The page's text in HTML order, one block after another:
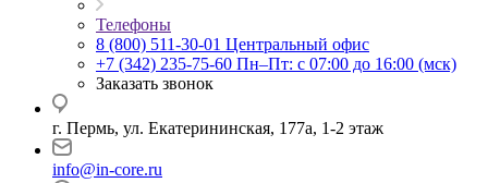
Телефоны
8 (800) 511-30-01 Центральный офис
+7 (342) 235-75-60 Пн–Пт: с 07:00 до 16:00 (мск)
Заказать звонок
г. Пермь, ул. ​Екатерининская, 177а, ​1-2 этаж
info@in-core.ru